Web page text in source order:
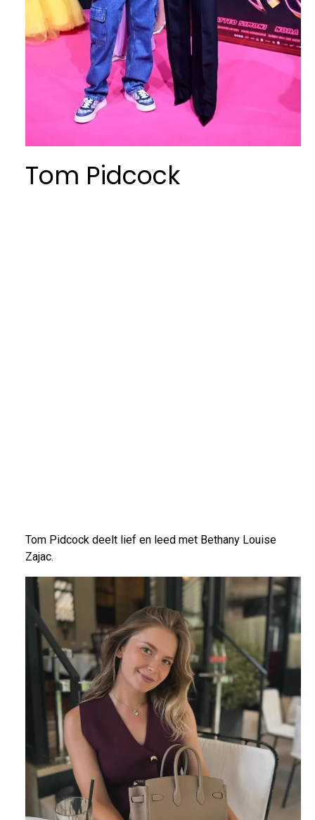
Tom Pidcock
Tom Pidcock deelt lief en leed met Bethany Louise
Zajac.